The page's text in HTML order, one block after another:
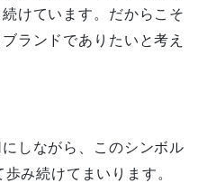
けています。だからこそ
ランドでありたいと考え
しながら、このシンボル
み続けてまいります。